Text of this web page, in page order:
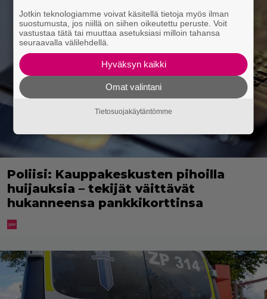
Poliisi: Kauppakeskusten pihoilla
huijauksia – tekijät väittävät
hukanneensa pankkikorttinsa
Jotkin teknologiamme voivat käsitellä tietoja myös ilman
suostumusta, jos niillä on siihen oikeutettu peruste. Voit
vastustaa tätä tai muuttaa asetuksiasi milloin tahansa
seuraavalla välilehdellä.
Hyväksyn kaikki
Omat valintani
Tietosuojakäytäntömme